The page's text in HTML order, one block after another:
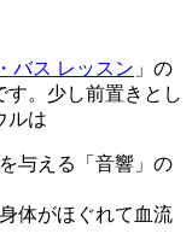
バス レッスン 」の
す。少し前置きとし
ルは
与える「音響」の
体がほぐれて血流